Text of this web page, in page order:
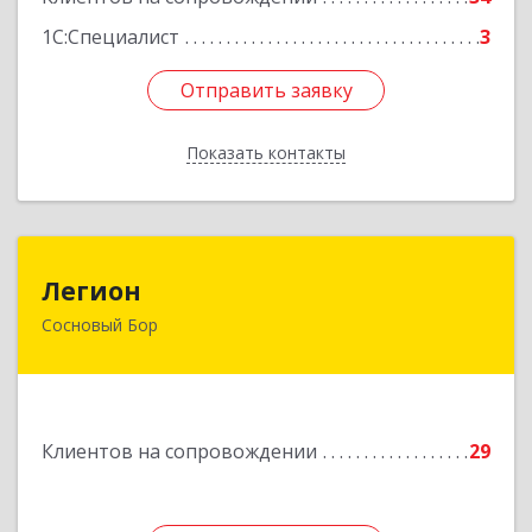
1С:Специалист
3
Отправить заявку
Показать контакты
Отправить заявку
Назад
Легион
Сосновый Бор
Клиентов на сопровождении 29
188544, Ленинградская обл, Сосновый Бор г,